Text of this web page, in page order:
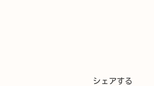
シェアする